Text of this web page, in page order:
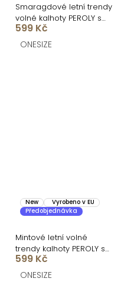
Smaragdové letní trendy
volné kalhoty PEROLY s
rozparky
599 Kč
ONESIZE
New
Vyrobeno v EU
Předobjednávka
Mintové letní volné
trendy kalhoty PEROLY s
rozparky
599 Kč
ONESIZE